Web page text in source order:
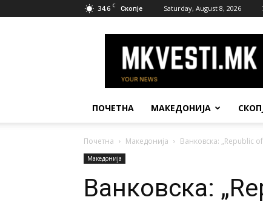
34.6 C Скопје Saturday, August 8, 2026
Вести
ПОЧЕТНА МАКЕДОНИЈА
Почетна Македонија Ванковска: „Republic
Македонија
Ванковска: